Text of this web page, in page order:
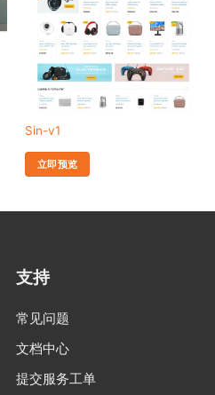
Sin-v1
立即预览
支持
常见问题
文档中心
提交服务工单